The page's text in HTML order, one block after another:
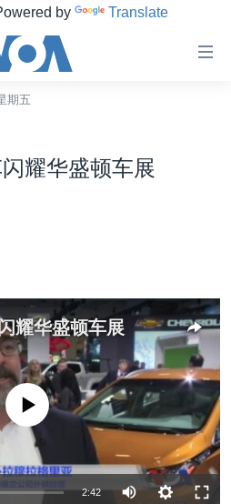
by Translate
期五
耀华盛顿车展
耀华盛顿车展
媒体可用资源
2:42